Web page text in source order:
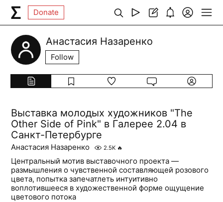
Donate
Анастасия Назаренко
Follow
Выставка молодых художников "The
Other Side of Pink" в Галерее 2.04 в
Санкт-Петербурге
Анастасия Назаренко 2.5K 🔥
Центральный мотив выставочного проекта —
размышления о чувственной составляющей розового
цвета, попытка запечатлеть интуитивно
воплотившееся в художественной форме ощущение
цветового потока